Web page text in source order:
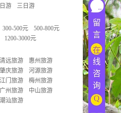
游 三日游
300-500元
500-800元
1200-3000元
清远旅游
惠州旅游
肇庆旅游
河源旅游
江门旅游
梅州旅游
广州旅游
中山旅游
潮汕旅游
留
言
在
线
咨
询
Q